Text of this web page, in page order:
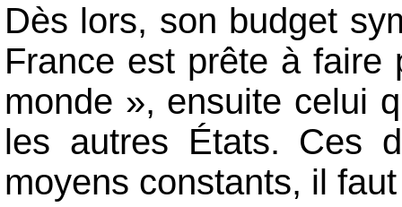
Dès lors, son budget
France est prête à faire
monde », ensuite celui
les autres États. Ces
moyens constants, il